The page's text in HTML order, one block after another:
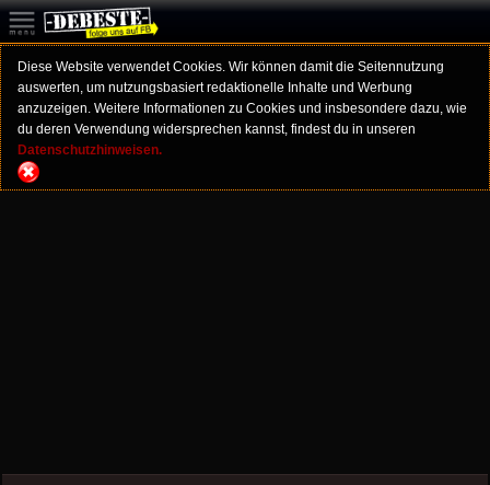
Diese Website verwendet Cookies. Wir können damit die Seitennutzung
auswerten, um nutzungsbasiert redaktionelle Inhalte und Werbung
anzuzeigen. Weitere Informationen zu Cookies und insbesondere dazu, wie
du deren Verwendung widersprechen kannst, findest du in unseren
Datenschutzhinweisen.